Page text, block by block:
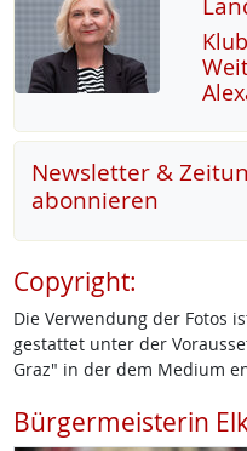
Newsletter &
abonnieren
Copyright:
Die Verwendung der Fotos
gestattet unter der
Graz" in der dem Medium
Bürgermeisterin